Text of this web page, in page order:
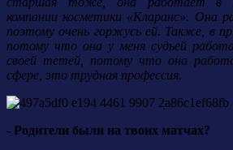
компании косметики «Кларанс». Она
поэтому очень горжусь ей. Также, в
потому что она у меня судьей
своей тетей, потому что она
сфере, это трудная профессия.
- Родители были на твоих матчах?